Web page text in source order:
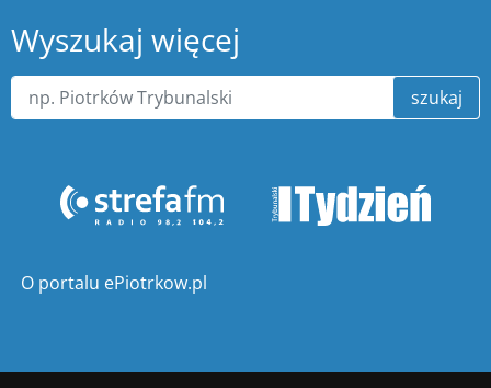
Wyszukaj więcej
szukaj
O portalu ePiotrkow.pl